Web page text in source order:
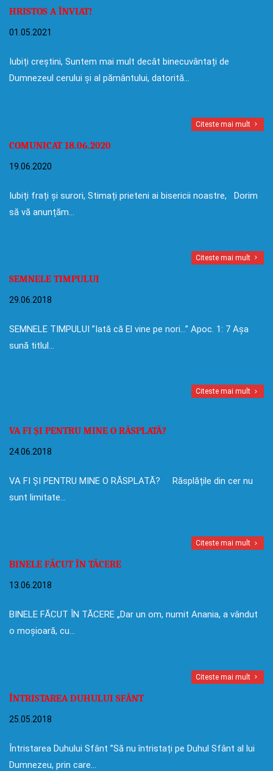
HRISTOS A ÎNVIAT!
01.05.2021
Iubiți creștini, Suntem mai mult decât binecuvântați de
Dumnezeul cerului și al pământului, datorită…
Citeste mai mult
COMUNICAT 18.06.2020
19.06.2020
Iubiți frați și surori, Stimați prieteni ai bisericii noastre, Dorim
să vă anunțăm…
Citeste mai mult
SEMNELE TIMPULUI
29.06.2018
SEMNELE TIMPULUI ”Iată că El vine pe nori…” Apoc. 1: 7 Așa
sună titlul…
Citeste mai mult
VA FI ȘI PENTRU MINE O RĂSPLATĂ?
24.06.2018
VA FI ȘI PENTRU MINE O RĂSPLATĂ? Răsplățile din cer nu
sunt limitate…
Citeste mai mult
BINELE FĂCUT ÎN TĂCERE
13.06.2018
BINELE FĂCUT ÎN TĂCERE „Dar un om, numit Anania, a vândut
o moșioară, cu…
Citeste mai mult
ÎNTRISTAREA DUHULUI SFÂNT
25.05.2018
Întristarea Duhului Sfânt ”Să nu întristați pe Duhul Sfânt al lui
Dumnezeu, prin care…